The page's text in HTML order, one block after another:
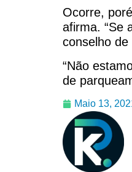
Ocorre,
afirma. “Se
conselho de
“Não
de
Maio 13,